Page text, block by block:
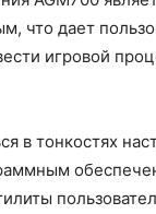
что дает
игровой
в тонкостях